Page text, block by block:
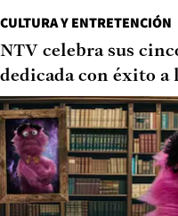
CULTURA Y ENTRETENCIÓN
NTV celebra sus
dedicada con éxito a